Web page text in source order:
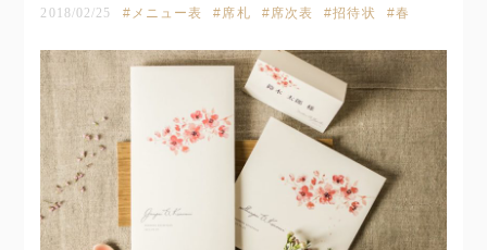
2018/02/25 メニュー表 席札 席次表 招待状 春